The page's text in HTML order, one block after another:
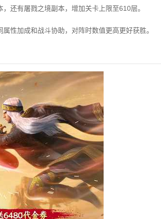
还有屠戮之境副本，增加关卡上限至610层。
性加成和战斗协助，对阵时数值更高更好获胜。